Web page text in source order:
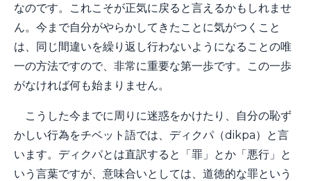
なのです。これこそが正気に戻ると言えるかもしれませ
ん。今まで自分がやらかしてきたことに気がつくこと
は、同じ間違いを繰り返し行わないようになることの唯
一の方法ですので、非常に重要な第一歩です。この一歩
がなければ何も始まりません。
こうした今までに周りに迷惑をかけたり、自分の恥ず
かしい行為をチベット語では、ディクパ（dikpa）と言
います。ディクパとは直訳すると「罪」とか「悪行」と
いう言葉ですが、意味合いとしては、道徳的な罪という